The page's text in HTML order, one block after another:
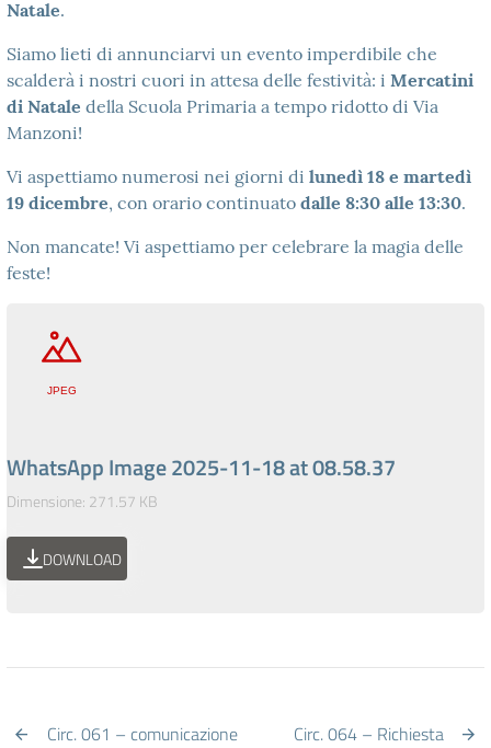
Natale.
Siamo lieti di annunciarvi un evento imperdibile che
scalderà i nostri cuori in attesa delle festività: i Mercatini
di Natale della Scuola Primaria a tempo ridotto di Via
Manzoni!
Vi aspettiamo numerosi nei giorni di lunedì 18 e martedì
19 dicembre, con orario continuato dalle 8:30 alle 13:30.
Non mancate! Vi aspettiamo per celebrare la magia delle
feste!
WhatsApp Image 2025-11-18 at 08.58.37
Dimensione: 271.57 KB
DOWNLOAD
Circ. 061 – comunicazione
Circ. 064 – Richiesta